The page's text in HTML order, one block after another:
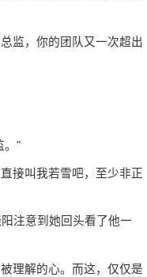
监，你的团队又一次超出
。"
接叫我若雪吧，至少非正
注意到她回头看了他一
理解的心。而这，仅仅是